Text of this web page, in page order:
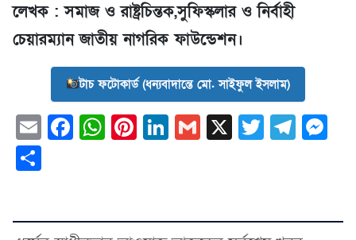
‎লেখক : সমাজ ও রাষ্ট্রচিন্তক,সুফিস্কলার ও নির্বাহী
চেয়ারম্যান জাতীয় নাগরিক ফাউন্ডেশন।
টাচ ফটোকার্ড (ধন্যবাদান্তে মো. সাইফুল ইসলাম)
EmailFacebook
WhatsApp
Pinterest
LinkedIn
Gmail
X Twitter